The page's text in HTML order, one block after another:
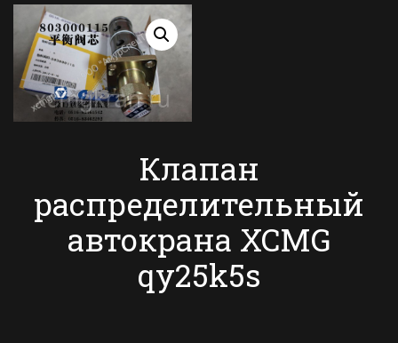
Клапан
распределительный
автокрана XCMG
qy25k5s